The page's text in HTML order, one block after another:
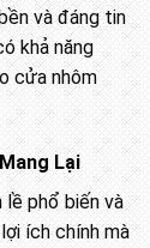
và đáng tin
khả năng
cửa nhôm
Lại
lề phổ biến và
ích chính mà